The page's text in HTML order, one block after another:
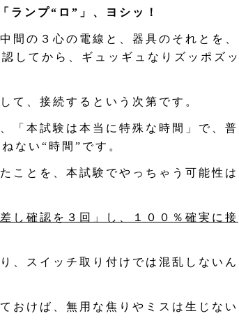
ランプ“ロ”」、ヨシッ！
間の３心の電線と、器具のそれとを、
してから、ギュッギュなりズッポズッ
て、接続するという次第です。
「本試験は本当に特殊な時間」で、普
ない“時間”です。
ことを、本試験でやっちゃう可能性は
し確認を３回」し、１００％確実に接
、スイッチ取り付けでは混乱しないん
おけば、無用な焦りやミスは生じない